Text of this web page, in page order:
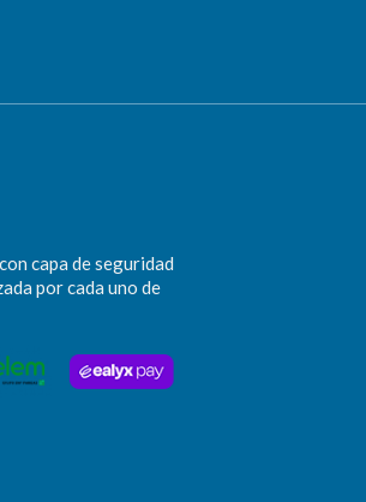
capa de seguridad
por cada uno de